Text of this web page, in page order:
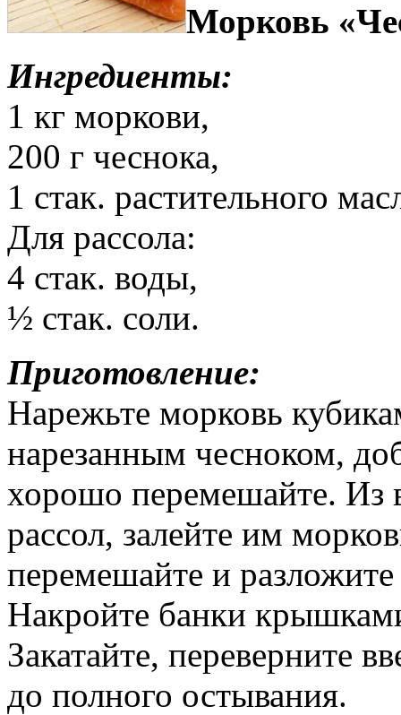
Морковь
Ингредиенты:
1 кг моркови,
200 г чеснока,
1 стак. растительного
Для рассола:
4 стак. воды,
½ стак. соли.
Приготовление:
Нарежьте морковь
нарезанным чесноком,
хорошо перемешайте. Из
рассол, залейте им
перемешайте и
Накройте банки
Закатайте, переверните
до полного остывания.